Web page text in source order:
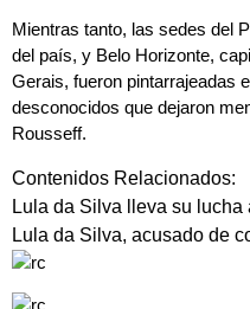
Mientras tanto, las sedes del
del país, y Belo Horizonte,
Gerais, fueron pintarrajeadas
desconocidos que dejaron
Rousseff.
Contenidos Relacionados:
Lula da Silva lleva su lucha
Lula da Silva, acusado de